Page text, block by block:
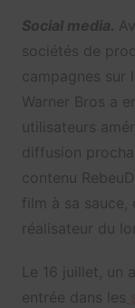
Social media.
sociétés de
campagnes sur
Warner Bros a
utilisateurs
diffusion
contenu
film à sa
réalisateur du
Le 16 juillet, un
entrée dans les